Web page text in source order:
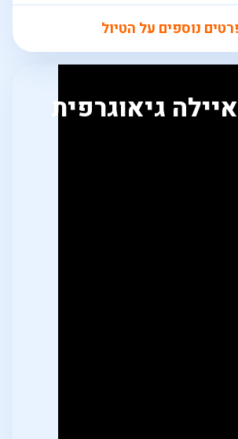
נוספים על הטיול
איילה גיאוגרפית